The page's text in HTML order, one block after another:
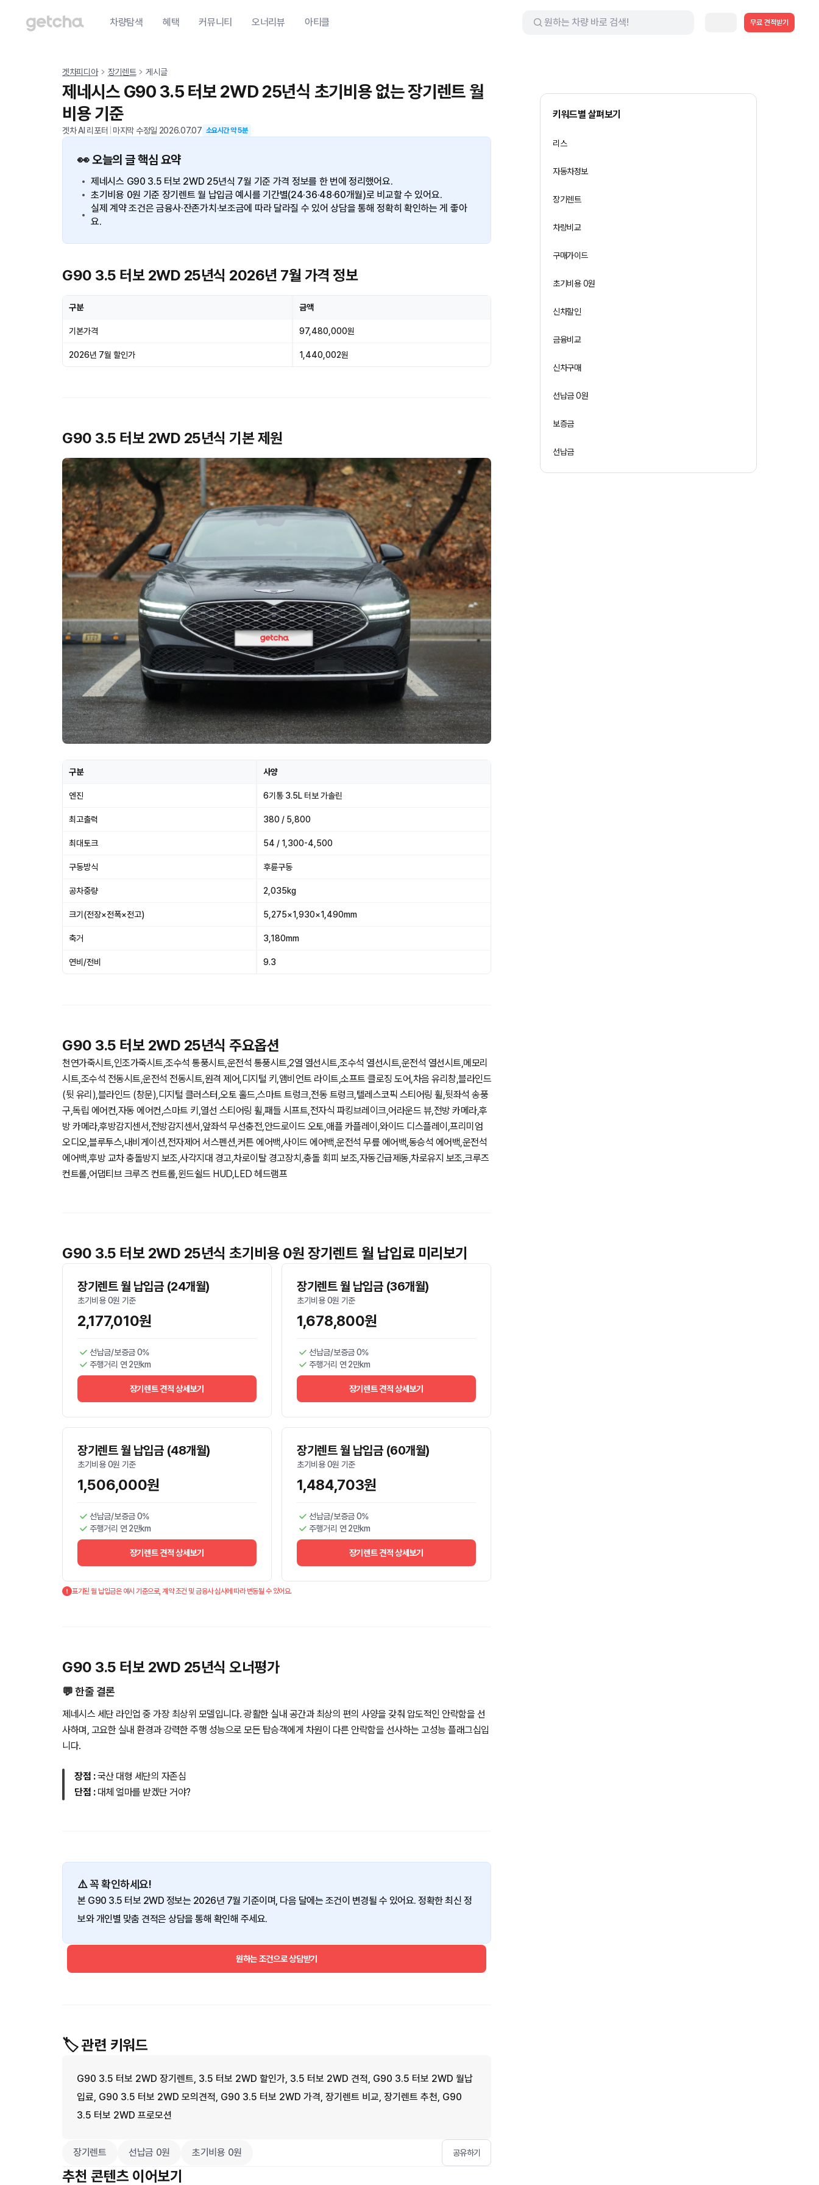
차량탐색 혜택 커뮤니티 오너리뷰 아티클 무료 견적받기
겟차피디아 장기렌트 게시글
제네시스 G90 3.5 터보 2WD 25년식 초기비용 없는 장기렌트 월
비용 기준
겟차 AI 리포터 마지막 수정일 2026.07.07 소요시간 약5분
👀 오늘의 글 핵심 요약
제네시스 G90 3.5 터보 2WD 25년식 7월 기준 가격 정보를 한 번에 정리했어요.
초기비용 0원 기준 장기렌트 월 납입금 예시를 기간별(24·36·48·60개월)로 비교할 수 있어요.
실제 계약 조건은 금융사·잔존가치·보조금에 따라 달라질 수 있어 상담을 통해 정확히 확인하는 게 좋아
요.
G90 3.5 터보 2WD 25년식 2026년 7월 가격 정보
구분 금액
기본가격 97,480,000원
2026년 7월 할인가 1,440,002원
G90 3.5 터보 2WD 25년식 기본 제원
구분 사양
엔진 6기통 3.5L 터보 가솔린
최고출력 380 / 5,800
최대토크 54 / 1,300-4,500
구동방식 후륜구동
공차중량 2,035kg
크기(전장×전폭×전고) 5,275×1,930×1,490mm
축거 3,180mm
연비/전비 9.3
G90 3.5 터보 2WD 25년식 주요옵션
천연가죽시트,인조가죽시트,조수석 통풍시트,운전석 통풍시트,2열 열선시트,조수석 열선시트,운전석 열선시트,메모리
시트,조수석 전동시트,운전석 전동시트,원격 제어,디지털 키,앰비언트 라이트,소프트 클로징 도어,차음 유리창,블라인드
(뒷 유리),블라인드 (창문),디지털 클러스터,오토 홀드,스마트 트렁크,전동 트렁크,텔레스코픽 스티어링 휠,뒷좌석 송풍
구,독립 에어컨,자동 에어컨,스마트 키,열선 스티어링 휠,패들 시프트,전자식 파킹브레이크,어라운드 뷰,전방 카메라,후
방 카메라,후방감지센서,전방감지센서,앞좌석 무선충전,안드로이드 오토,애플 카플레이,와이드 디스플레이,프리미엄
오디오,블루투스,내비게이션,전자제어 서스펜션,커튼 에어백,사이드 에어백,운전석 무릎 에어백,동승석 에어백,운전석
에어백,후방 교차 충돌방지 보조,사각지대 경고,차로이탈 경고장치,충돌 회피 보조,자동긴급제동,차로유지 보조,크루즈
컨트롤,어댑티브 크루즈 컨트롤,윈드쉴드 HUD,LED 헤드램프
G90 3.5 터보 2WD 25년식 초기비용 0원 장기렌트 월 납입료 미리보기
장기렌트 월 납입금 (24개월)
초기비용 0원 기준
2,177,010원
선납금/보증금 0%
주행거리 연 2만km
장기렌트 견적 상세보기
장기렌트 월 납입금 (36개월)
초기비용 0원 기준
1,678,800원
선납금/보증금 0%
주행거리 연 2만km
장기렌트 견적 상세보기
장기렌트 월 납입금 (48개월)
초기비용 0원 기준
1,506,000원
선납금/보증금 0%
주행거리 연 2만km
장기렌트 견적 상세보기
장기렌트 월 납입금 (60개월)
초기비용 0원 기준
1,484,703원
선납금/보증금 0%
주행거리 연 2만km
장기렌트 견적 상세보기
표기된 월 납입금은 예시 기준으로, 계약 조건 및 금융사 심사에 따라 변동될 수 있어요.
G90 3.5 터보 2WD 25년식 오너평가
💬 한줄 결론
제네시스 세단 라인업 중 가장 최상위 모델입니다. 광활한 실내 공간과 최상의 편의 사양을 갖춰 압도적인 안락함을 선
사하며, 고요한 실내 환경과 강력한 주행 성능으로 모든 탑승객에게 차원이 다른 안락함을 선사하는 고성능 플래그십입
니다.
장점 :국산 대형 세단의 자존심
단점 : 대체 얼마를 받겠단 거야?
⚠️ 꼭 확인하세요!
본 G90 3.5 터보 2WD 정보는 2026년 7월 기준이며, 다음 달에는 조건이 변경될 수 있어요. 정확한 최신 정
보와 개인별 맞춤 견적은 상담을 통해 확인해 주세요.
원하는 조건으로 상담받기
🏷️ 관련 키워드
G90 3.5 터보 2WD 장기렌트, 3.5 터보 2WD 할인가, 3.5 터보 2WD 견적, G90 3.5 터보 2WD 월납
입료, G90 3.5 터보 2WD 모의견적, G90 3.5 터보 2WD 가격, 장기렌트 비교, 장기렌트 추천, G90
3.5 터보 2WD 프로모션
장기렌트 선납금 0원 초기비용 0원 공유하기
추천 콘텐츠 이어보기
키워드별 살펴보기
리스
자동차정보
장기렌트
차량비교
구매가이드
초기비용 0원
신차할인
금융비교
신차구매
선납금 0원
보증금
선납금